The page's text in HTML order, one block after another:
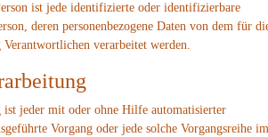
ist jede identifizierte oder identifizierbare
deren personenbezogene Daten von dem für
Verantwortlichen verarbeitet werden.
ist jeder mit oder ohne Hilfe automatisierter
Vorgang oder jede solche Vorgangsreihe im